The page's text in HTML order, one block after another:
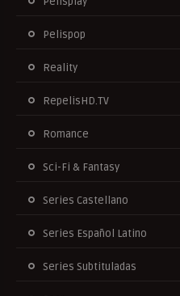
Pelispop
Reality
RepelisHD.TV
Romance
Sci-Fi & Fantasy
Series Castellano
Series Español Latino
Series Subtituladas